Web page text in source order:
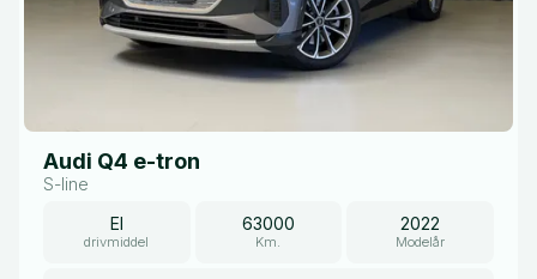
Audi Q4 e-tron
S-line
El
drivmiddel
63000
Km.
2022
Modelår